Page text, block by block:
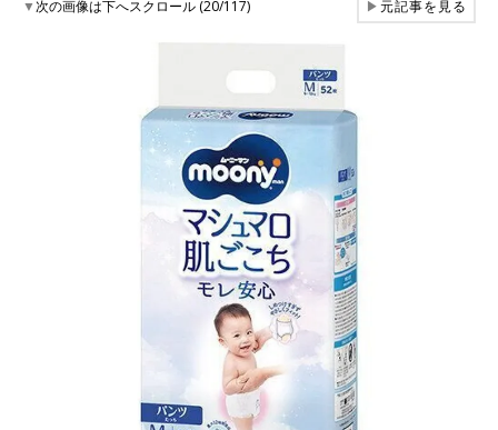
▼次の画像は下へスクロール (20/117) ▶元記事を見る